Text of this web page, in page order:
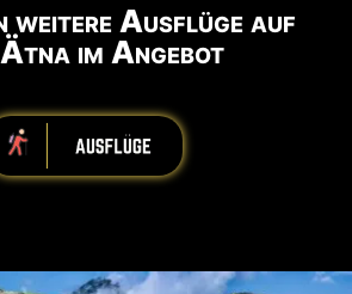
weitere Ausflüge auf
Ätna im Angebot
iiiiiiiiiiiiiiiiiiiiiiii